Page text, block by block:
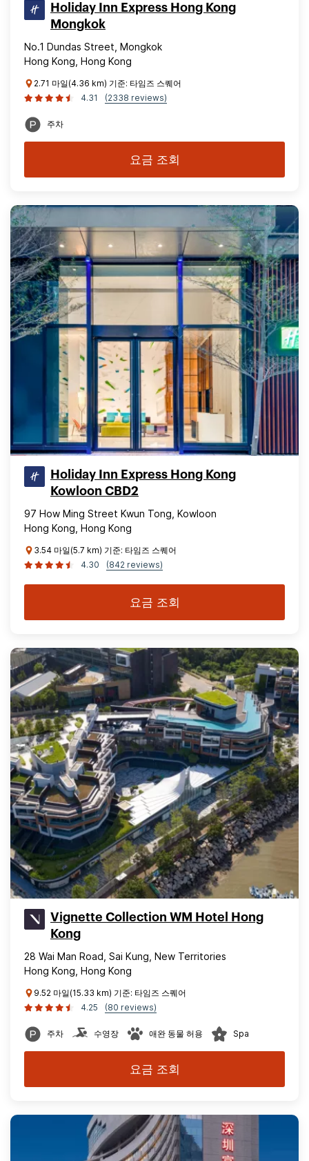
Holiday Inn Express Hong Kong
Mongkok
No.1 Dundas Street, Mongkok
Hong Kong, Hong Kong
2.71 마일(4.36 km) 기준: 타임즈 스퀘어
4.31
(2338 reviews)
주차
요금 조회
Holiday Inn Express Hong Kong
Kowloon CBD2
97 How Ming Street Kwun Tong, Kowloon
Hong Kong, Hong Kong
3.54 마일(5.7 km) 기준: 타임즈 스퀘어
4.30
(842 reviews)
요금 조회
Vignette Collection WM Hotel Hong
Kong
28 Wai Man Road, Sai Kung, New Territories
Hong Kong, Hong Kong
9.52 마일(15.33 km) 기준: 타임즈 스퀘어
4.25
(80 reviews)
주차 수영장 애완 동물 허용 Spa
요금 조회